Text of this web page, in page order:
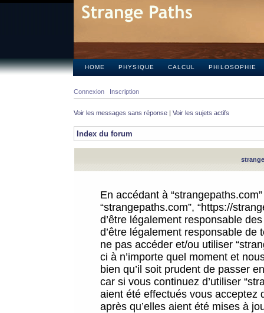
HOME PHYSIQUE CALCUL PHILOSOPHIE
Connexion Inscription
Voir les messages sans réponse | Voir les sujets actifs
Index du forum
En accédant à
“strangepaths.com”, “https://
d’être légalement responsable
d’être légalement responsable
ne pas accéder et/ou utiliser
ci à n’importe quel moment et
bien qu’il soit prudent de passer
car si vous continuez d’utiliser
aient été effectués vous acceptez
après qu’elles aient été mises à